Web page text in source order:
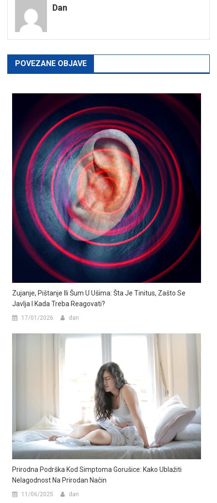
Dan
POVEZANE OBJAVE
Zujanje, Pištanje Ili Šum U Ušima: Šta Je Tinitus, Zašto Se
Javlja I Kada Treba Reagovati?
17/01/2026 dan
Prirodna Podrška Kod Simptoma Gorušice: Kako Ublažiti
Nelagodnost Na Prirodan Način
11/06/2025 dan